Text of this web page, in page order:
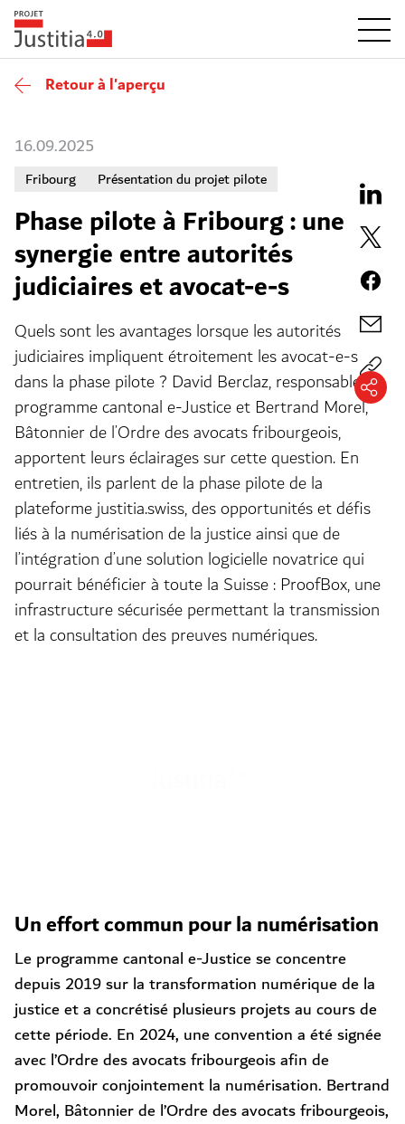
Retour à l'aperçu
16.09.2025
Fribourg Présentation du projet pilote
Phase pilote à Fribourg : une
synergie entre autorités
judiciaires et avocat-e-s
Quels sont les avantages lorsque les autorités
judiciaires impliquent étroitement les avocat-e-s
dans la phase pilote ? David Berclaz, responsable du
programme cantonal e-Justice et Bertrand Morel,
Bâtonnier de l’Ordre des avocats fribourgeois,
apportent leurs éclairages sur cette question. En
entretien, ils parlent de la phase pilote de la
plateforme justitia.swiss, des opportunités et défis
liés à la numérisation de la justice ainsi que de
l’intégration d’une solution logicielle novatrice qui
pourrait bénéficier à toute la Suisse : ProofBox, une
infrastructure sécurisée permettant la transmission
et la consultation des preuves numériques.
Un effort commun pour la numérisation
Le programme cantonal e-Justice se concentre
depuis 2019 sur la transformation numérique de la
justice et a concrétisé plusieurs projets au cours de
cette période. En 2024, une convention a été signée
avec l’Ordre des avocats fribourgeois afin de
promouvoir conjointement la numérisation. Bertrand
Morel, Bâtonnier de l’Ordre des avocats fribourgeois,